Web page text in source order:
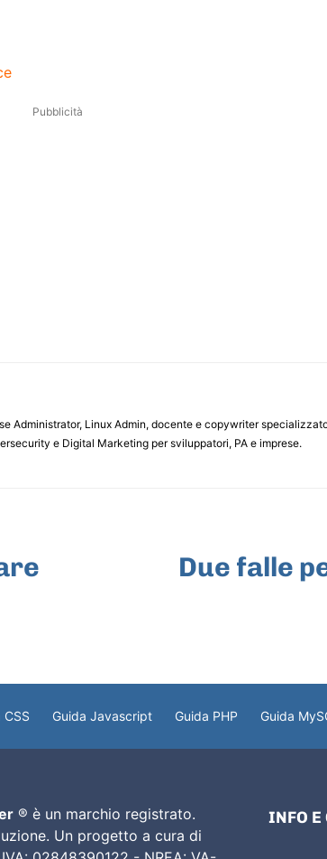
Pubblicità
Administrator, Linux Admin, docente e copywriter
e Digital Marketing per sviluppatori, PA e imprese.
Due falle
CSS Guida Javascript Guida PHP Guida
® è un marchio registrato.
Un progetto a cura di
INFO E